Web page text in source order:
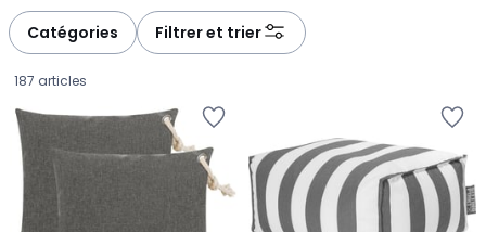
Catégories Filtrer et trier
187 articles